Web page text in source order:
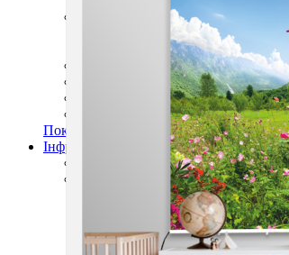
Плівка (рулони)
Самоклеюча плівка
Плівка віконна
Самоклеюча поліуретанова
Мозаїка з декоративного скла
Самоклеюча гнучка штукатурка
Меблі для дому, дачі, пікніка
Показати усі Швидкий ремонт
Інфрачервона електрична плівкова
Інфрачервона плівка на метри
Готові комплекти теплої
Комплекти для монтажу
Комплекти для монтажу
Комплекти для монтажу
Комплекти для монтажу